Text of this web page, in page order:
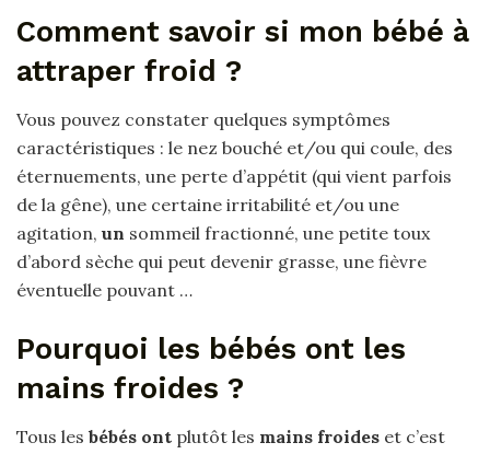
Comment savoir si mon bébé à
attraper froid ?
Vous pouvez constater quelques symptômes
caractéristiques : le nez bouché et/ou qui coule, des
éternuements, une perte d’appétit (qui vient parfois
de la gêne), une certaine irritabilité et/ou une
agitation, un sommeil fractionné, une petite toux
d’abord sèche qui peut devenir grasse, une fièvre
éventuelle pouvant …
Pourquoi les bébés ont les
mains froides ?
Tous les bébés ont plutôt les mains froides et c’est